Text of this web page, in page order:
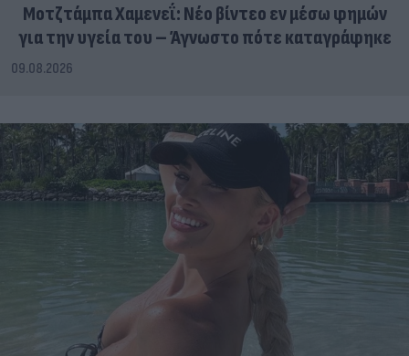
Μοτζτάμπα Χαμενεΐ: Νέο βίντεο εν μέσω φημών
για την υγεία του – Άγνωστο πότε καταγράφηκε
09.08.2026